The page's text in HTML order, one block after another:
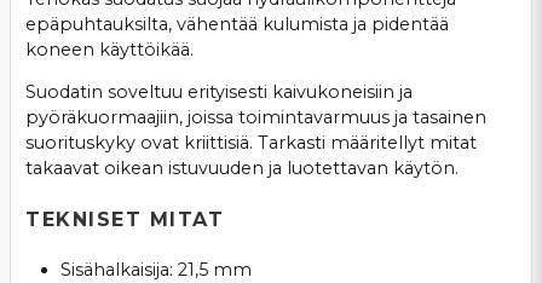
epäpuhtauksilta, vähentää kulumista ja pidentää
koneen käyttöikää.
Suodatin soveltuu erityisesti kaivukoneisiin ja
pyöräkuormaajiin, joissa toimintavarmuus ja tasainen
suorituskyky ovat kriittisiä. Tarkasti määritellyt mitat
takaavat oikean istuvuuden ja luotettavan käytön.
TEKNISET MITAT
Sisähalkaisija: 21,5 mm